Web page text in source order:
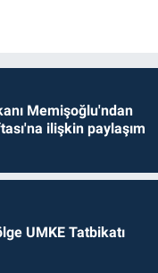
Memişoğlu'ndan
ilişkin paylaşım
UMKE Tatbikatı